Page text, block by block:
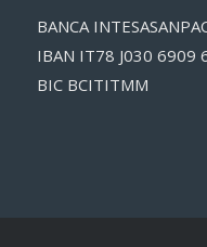
BANCA
IBAN IT78 J030 6909
BIC BCITITMM